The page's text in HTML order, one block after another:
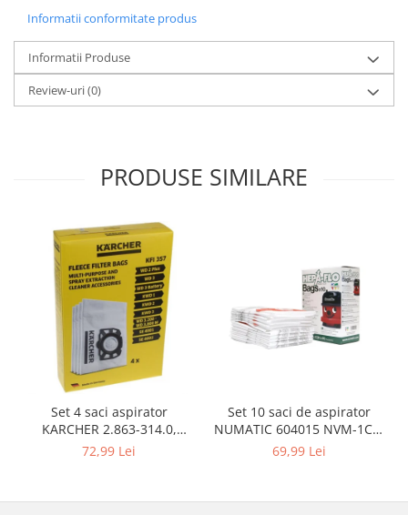
personala
Igiena dentara
Jucarii, Copii & Bebe
Camera copilului
Jucarii si Jocuri
Accesorii animale de companie
Acvaristica
Castroane si adapatori animale
Igiena animale de companie
Mobila si transport animale de
companie
Zgarzi, lese si hamuri
PC, Periferice & Software
Componente PC
Desktop PC & Monitoare
Consumabile
Informatii conformitate produs
Informatii Produse
Review-uri(0)
PRODUSE SIMILARE
Set 4 saci aspirator
KARCHER 2.863-314.0,
compatibil cu WD, KWD, SE
72,99 Lei
Set 10 saci de aspirator
NUMATIC 604015 NVM-1CH,
9L
69,99 Lei